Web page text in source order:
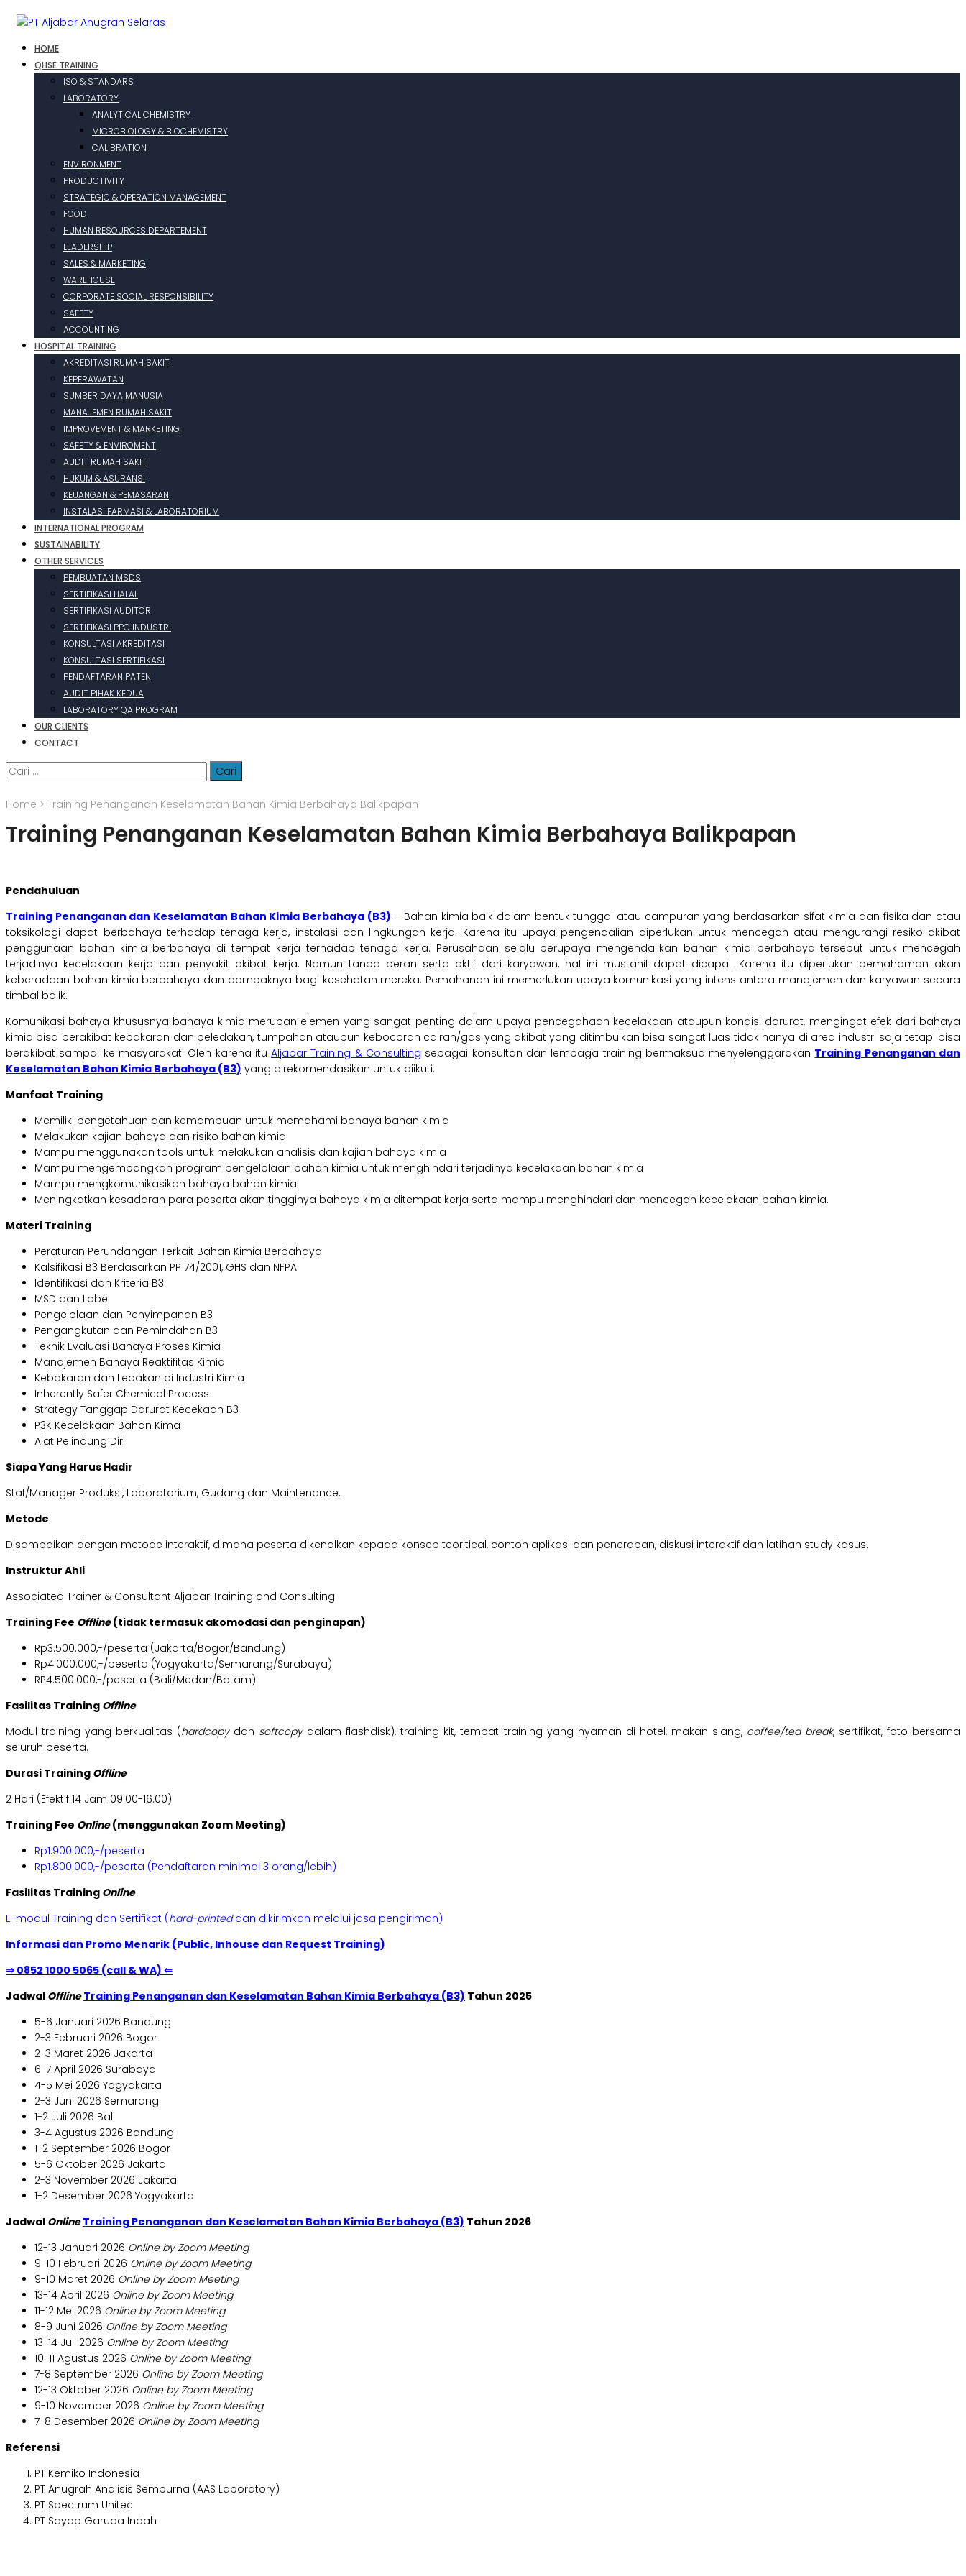
HOME
QHSE TRAINING
ISO & STANDARS
LABORATORY
ANALYTICAL CHEMISTRY
MICROBIOLOGY & BIOCHEMISTRY
CALIBRATION
ENVIRONMENT
PRODUCTIVITY
STRATEGIC & OPERATION MANAGEMENT
FOOD
HUMAN RESOURCES DEPARTEMENT
LEADERSHIP
SALES & MARKETING
WAREHOUSE
CORPORATE SOCIAL RESPONSIBILITY
SAFETY
ACCOUNTING
HOSPITAL TRAINING
AKREDITASI RUMAH SAKIT
KEPERAWATAN
SUMBER DAYA MANUSIA
MANAJEMEN RUMAH SAKIT
IMPROVEMENT & MARKETING
SAFETY & ENVIROMENT
AUDIT RUMAH SAKIT
HUKUM & ASURANSI
KEUANGAN & PEMASARAN
INSTALASI FARMASI & LABORATORIUM
INTERNATIONAL PROGRAM
SUSTAINABILITY
OTHER SERVICES
PEMBUATAN MSDS
SERTIFIKASI HALAL
SERTIFIKASI AUDITOR
SERTIFIKASI PPC INDUSTRI
KONSULTASI AKREDITASI
KONSULTASI SERTIFIKASI
PENDAFTARAN PATEN
AUDIT PIHAK KEDUA
LABORATORY QA PROGRAM
OUR CLIENTS
CONTACT
Cari
untuk:
Home > Training Penanganan Keselamatan Bahan Kimia Berbahaya Balikpapan
Training Penanganan Keselamatan Bahan Kimia Berbahaya Balikpapan
Pendahuluan
Training Penanganan dan Keselamatan Bahan Kimia Berbahaya (B3) – Bahan kimia baik dalam bentuk tunggal atau campuran yang berdasarkan sifat kimia dan fisika dan atau
toksikologi dapat berbahaya terhadap tenaga kerja, instalasi dan lingkungan kerja. Karena itu upaya pengendalian diperlukan untuk mencegah atau mengurangi resiko akibat
penggunaan bahan kimia berbahaya di tempat kerja terhadap tenaga kerja. Perusahaan selalu berupaya mengendalikan bahan kimia berbahaya tersebut untuk mencegah
terjadinya kecelakaan kerja dan penyakit akibat kerja. Namun tanpa peran serta aktif dari karyawan, hal ini mustahil dapat dicapai. Karena itu diperlukan pemahaman akan
keberadaan bahan kimia berbahaya dan dampaknya bagi kesehatan mereka. Pemahanan ini memerlukan upaya komunikasi yang intens antara manajemen dan karyawan secara
timbal balik.
Komunikasi bahaya khususnya bahaya kimia merupan elemen yang sangat penting dalam upaya pencegahaan kecelakaan ataupun kondisi darurat, mengingat efek dari bahaya
kimia bisa berakibat kebakaran dan peledakan, tumpahan ataupun kebocoran cairan/gas yang akibat yang ditimbulkan bisa sangat luas tidak hanya di area industri saja tetapi bisa
berakibat sampai ke masyarakat. Oleh karena ituAljabar Training & Consulting sebagai konsultan dan lembaga training bermaksud menyelenggarakan Training Penanganan dan
Keselamatan Bahan Kimia Berbahaya (B3) yang direkomendasikan untuk diikuti.
Manfaat Training
Memiliki pengetahuan dan kemampuan untuk memahami bahaya bahan kimia
Melakukan kajian bahaya dan risiko bahan kimia
Mampu menggunakan tools untuk melakukan analisis dan kajian bahaya kimia
Mampu mengembangkan program pengelolaan bahan kimia untuk menghindari terjadinya kecelakaan bahan kimia
Mampu mengkomunikasikan bahaya bahan kimia
Meningkatkan kesadaran para peserta akan tingginya bahaya kimia ditempat kerja serta mampu menghindari dan mencegah kecelakaan bahan kimia.
Materi Training
Peraturan Perundangan Terkait Bahan Kimia Berbahaya
Kalsifikasi B3 Berdasarkan PP 74/2001, GHS dan NFPA
Identifikasi dan Kriteria B3
MSD dan Label
Pengelolaan dan Penyimpanan B3
Pengangkutan dan Pemindahan B3
Teknik Evaluasi Bahaya Proses Kimia
Manajemen Bahaya Reaktifitas Kimia
Kebakaran dan Ledakan di Industri Kimia
Inherently Safer Chemical Process
Strategy Tanggap Darurat Kecekaan B3
P3K Kecelakaan Bahan Kima
Alat Pelindung Diri
Siapa Yang Harus Hadir
Staf/Manager Produksi, Laboratorium, Gudang dan Maintenance.
Metode
Disampaikan dengan metode interaktif, dimana peserta dikenalkan kepada konsep teoritical, contoh aplikasi dan penerapan, diskusi interaktif dan latihan study kasus.
Instruktur Ahli
Associated Trainer & Consultant Aljabar Training and Consulting
Training Fee Offline(tidak termasuk akomodasi dan penginapan)
Rp3.500.000,-/peserta (Jakarta/Bogor/Bandung)
Rp4.000.000,-/peserta (Yogyakarta/Semarang/Surabaya)
RP4.500.000,-/peserta (Bali/Medan/Batam)
Fasilitas Training Offline
Modul training yang berkualitas (hardcopydan softcopydalam flashdisk), training kit, tempat training yang nyaman di hotel, makan siang, coffee/tea break, sertifikat, foto bersama
seluruh peserta.
Durasi Training Offline
2 Hari (Efektif 14 Jam 09.00-16.00)
Training Fee Online(menggunakan Zoom Meeting)
Rp1.900.000,-/peserta
Rp1.800.000,-/peserta (Pendaftaran minimal 3 orang/lebih)
Fasilitas Training Online
E-modul Training dan Sertifikat (hard-printeddan dikirimkan melalui jasa pengiriman)
Informasi dan Promo Menarik (Public, Inhouse dan Request Training)
⇒ 0852 1000 5065 (call & WA) ⇐
Jadwal Offline Training Penanganan dan Keselamatan Bahan Kimia Berbahaya (B3) Tahun 2025
5-6 Januari 2026 Bandung
2-3 Februari 2026 Bogor
2-3 Maret 2026 Jakarta
6-7 April 2026 Surabaya
4-5 Mei 2026 Yogyakarta
2-3 Juni 2026 Semarang
1-2 Juli 2026 Bali
3-4 Agustus 2026 Bandung
1-2 September 2026 Bogor
5-6 Oktober 2026 Jakarta
2-3 November 2026 Jakarta
1-2 Desember 2026 Yogyakarta
Jadwal Online Training Penanganan dan Keselamatan Bahan Kimia Berbahaya (B3) Tahun 2026
12-13 Januari 2026 Online by Zoom Meeting
9-10 Februari 2026 Online by Zoom Meeting
9-10 Maret 2026 Online by Zoom Meeting
13-14 April 2026 Online by Zoom Meeting
11-12 Mei 2026 Online by Zoom Meeting
8-9 Juni 2026 Online by Zoom Meeting
13-14 Juli 2026 Online by Zoom Meeting
10-11 Agustus 2026 Online by Zoom Meeting
7-8 September 2026 Online by Zoom Meeting
12-13 Oktober 2026 Online by Zoom Meeting
9-10 November 2026 Online by Zoom Meeting
7-8 Desember 2026 Online by Zoom Meeting
Referensi
PT Kemiko Indonesia
PT Anugrah Analisis Sempurna (AAS Laboratory)
PT Spectrum Unitec
PT Sayap Garuda Indah